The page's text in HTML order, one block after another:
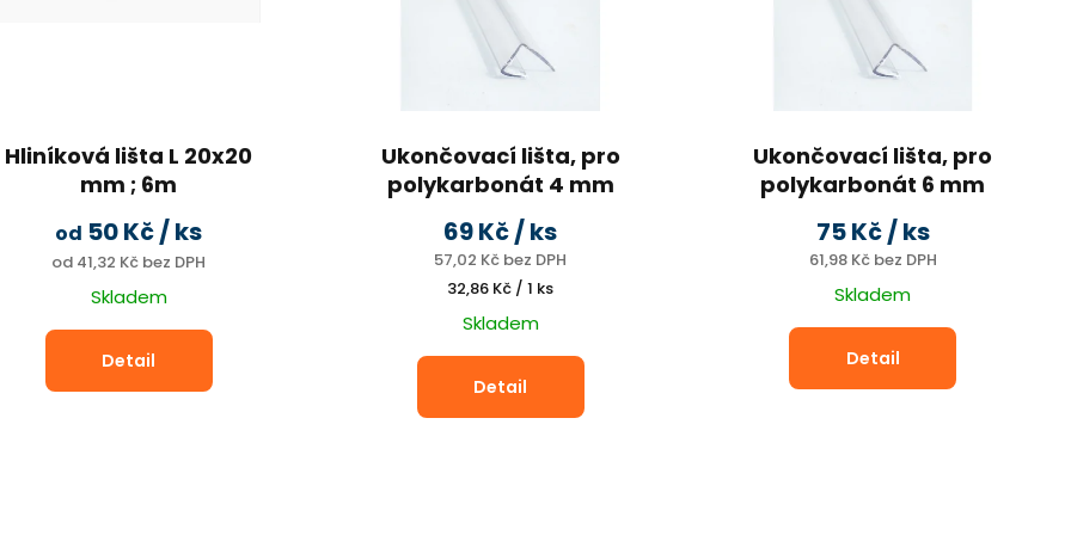
Hliníková lišta L 20x20
mm ; 6m
20x20 mm, hliníkový profil L,
rovnoramenný, PŘÍRODNÍ hliník
od 41,32 Kč bez DPH
od 50 Kč/ ks
Skladem
Detail
Ukončovací lišta, pro
polykarbonát 4 mm
UV ochrana, 2,1m
57,02 Kč bez DPH
69 Kč/ ks
Měrná
cena:
32,86 Kč / 1 ks
Skladem
Detail
Ukončovací lišta, pro
polykarbonát 6 mm
UV ochrana, 2,1m
61,98 Kč bez DPH
75 Kč/ ks
Skladem
Detail
Nejlevnější Polykarbonát Chat